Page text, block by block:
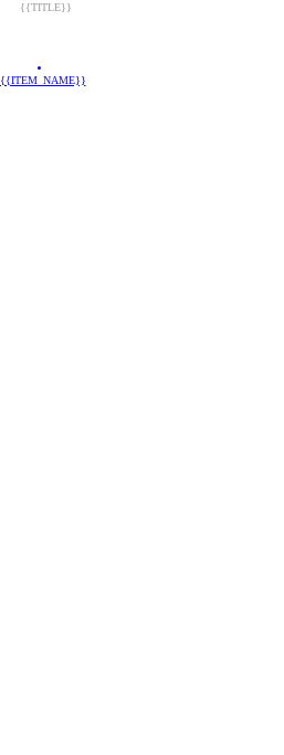
{{TITLE}}
{{ITEM_NAME}}